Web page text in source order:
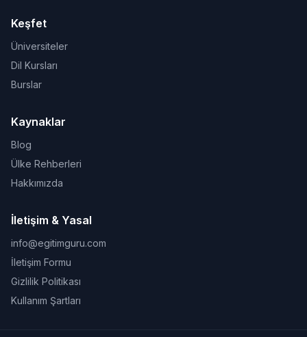
Keşfet
Üniversiteler
Dil Kursları
Burslar
Kaynaklar
Blog
Ülke Rehberleri
Hakkımızda
İletişim & Yasal
info@egitimguru.com
İletişim Formu
Gizlilik Politikası
Kullanım Şartları